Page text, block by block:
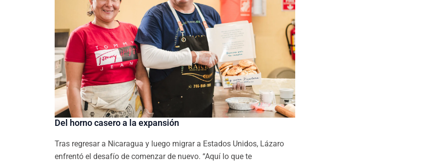
Del horno casero a la expansión
Tras regresar a Nicaragua y luego migrar a Estados Unidos, Lázaro
enfrentó el desafío de comenzar de nuevo. “Aquí lo que te